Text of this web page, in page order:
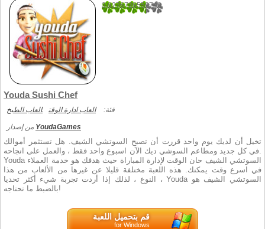
3.9276729559748
Youda Sushi Chef
فئة: العاب ادارة الوقت العاب الطبخ
YoudaGames
تخيل أن لديك يوم واحد قررت أن تصبح السوتشي الشيف. هل تستثمر أموالك
في كل جديد ومطاعم السوشي ديك الآن اسبوع واحد فقط ، والعمل على انجاحه.
Youda السوتشي الشيف حان الوقت لإدارة المباراة حيث هدفك هو خدمة العملاء
في اسرع وقت يمكنك. هذه اللعبة مختلفة قليلا عن غيرها من الألعاب من هذا
النوع ، لذلك إذا أردت تجربة شيء أكثر تحديا ، Youda السوتشي الشيف هو
بالضبط ما تحتاجه!
قم بتحميل اللعبة
for Windows